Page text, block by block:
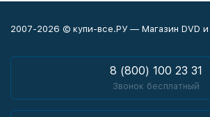
2007-2026 © купи-все.РУ — Магазин DVD и
8 (800) 100 23 31
Звонок бесплатный